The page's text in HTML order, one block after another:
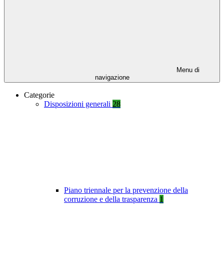
Menu di
navigazione
Categorie
Disposizioni generali 28
Piano triennale per la prevenzione della
corruzione e della trasparenza 1